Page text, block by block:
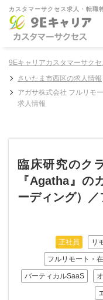
カスタマーサクセス求人・転職
9Eキャリアカスタマーサクセ
さいたま市西区の求人情報
アガサ株式会社 フルリモ
求人情報
臨床研究のク
『Agatha』の
ーディング）
正社員 リ
フルリモート・
バーティカルSaaS